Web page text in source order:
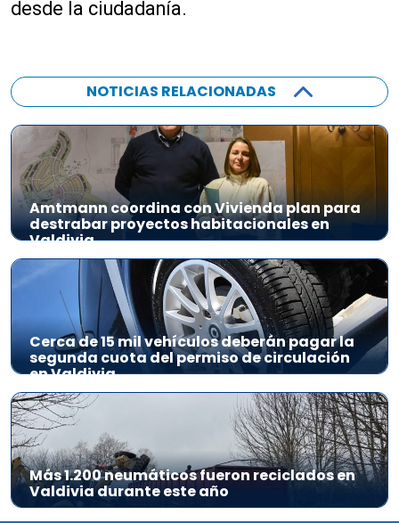
desde la ciudadanía.
NOTICIAS RELACIONADAS
Amtmann coordina con Vivienda plan para
destrabar proyectos habitacionales en
Valdivia
Cerca de 15 mil vehículos deberán pagar la
segunda cuota del permiso de circulación
en Valdivia
Más 1.200 neumáticos fueron reciclados en
Valdivia durante este año